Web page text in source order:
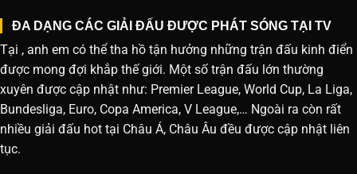
ĐA DẠNG CÁC GIẢI ĐẤU ĐƯỢC PHÁT SÓNG TẠI TV
Tại , anh em có thể tha hồ tận hưởng những trận đấu kinh điển
được mong đợi khắp thế giới. Một số trận đấu lớn thường
xuyên được cập nhật như: Premier League, World Cup, La Liga,
Bundesliga, Euro, Copa America, V League,… Ngoài ra còn rất
nhiều giải đấu hot tại Châu Á, Châu Âu đều được cập nhật liên
tục.